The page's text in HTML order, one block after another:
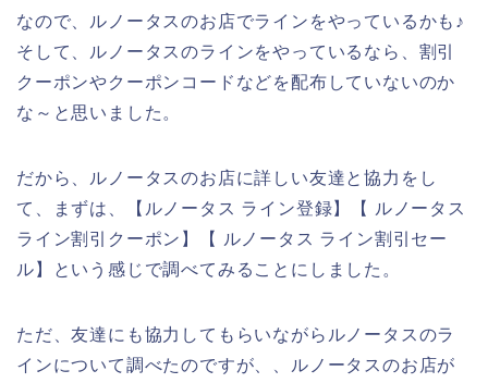
なので、ルノータスのお店でラインをやっているかも♪
そして、ルノータスのラインをやっているなら、割引
クーポンやクーポンコードなどを配布していないのか
な～と思いました。
だから、ルノータスのお店に詳しい友達と協力をし
て、まずは、【ルノータス ライン登録】【 ルノータス
ライン割引クーポン】【 ルノータス ライン割引セー
ル】という感じで調べてみることにしました。
ただ、友達にも協力してもらいながらルノータスのラ
インについて調べたのですが、、ルノータスのお店が